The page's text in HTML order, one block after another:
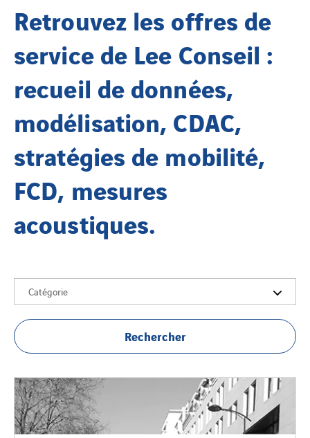
Retrouvez les offres de
service de Lee Conseil :
recueil de données,
modélisation, CDAC,
stratégies de mobilité,
FCD, mesures
acoustiques.
Catégorie
Rechercher